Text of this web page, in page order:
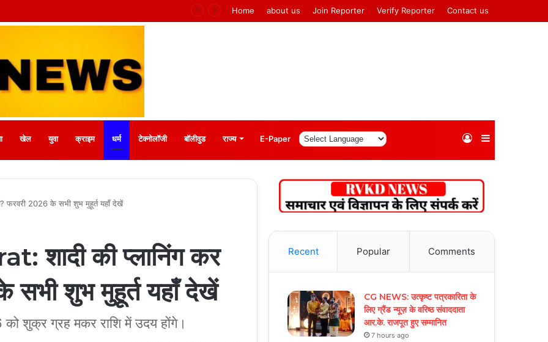
Home about us Join Reporter Verify Reporter Contact us
खेल युवा क्राइम धर्म टेक्नोलॉजी बॉलीवुड राज्य E-Paper Sidebar
Log
फरवरी 2026 के सभी शुभ मुहूर्त यहाँ देखें
की प्लानिंग कर
सभी शुभ मुहूर्त यहाँ देखें
शुक्र ग्रह मकर राशि में उदय होंगे।
Recent Popular Comments
CG NEWS: उत्कृष्ट पत्रकारिता के
लिए ग्रैंड न्यूज़ के वरिष्ठ संवाददाता
आर.के. राजपूत हुए सम्मानित
7 hours ago